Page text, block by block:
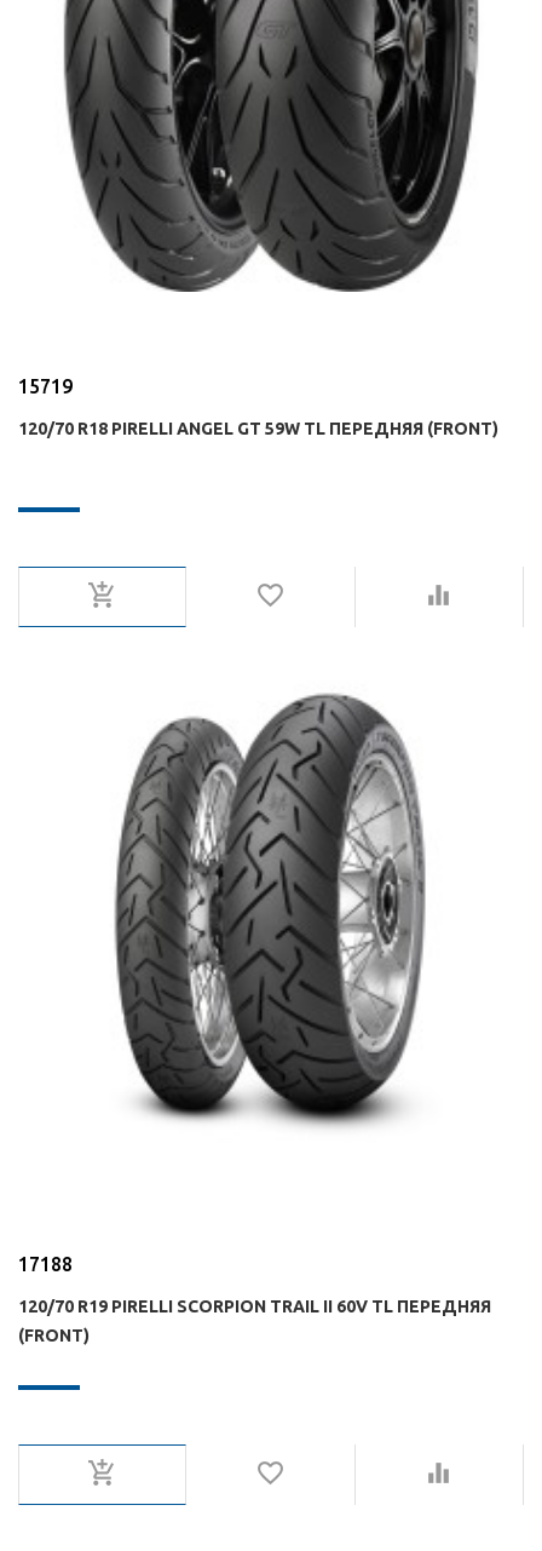
15719
120/70 R18 PIRELLI ANGEL GT 59W TL ПЕРЕДНЯЯ (FRONT)
17188
120/70 R19 PIRELLI SCORPION TRAIL II 60V TL ПЕРЕДНЯЯ
(FRONT)